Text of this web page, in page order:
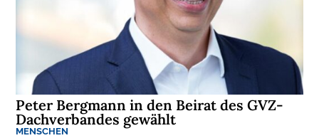
Peter Bergmann in den Beirat des GVZ-
Dachverbandes gewählt
MENSCHEN